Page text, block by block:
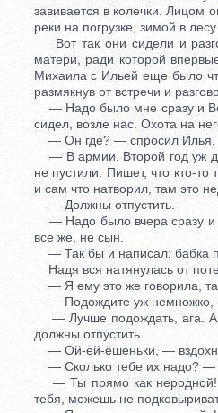
завивается в колечки. Лицом
реки на погрузке, зимой в
Вот так они сидели и
матери, ради которой
Михаила с Ильей еще было
размякнув от встречи и
— Надо было мне сразу и
сидел, возле нас. Охота на
— Он где? — спросил Илья.
— В армии. Второй год уж
не пустили. Пишет, что кто-
и сам что натворил, там это
— Должны отпустить.
— Надо было вчера сразу и
все же, не сын.
— Так бы и написал: бабка
Надя вся натянулась от
— Я ему это же говорила,
— Подождите уж немножко,
— Лучше подождать, ага. А
должны отпустить.
— Ой-ёй-ёшеньки, —
— Сколько тебе их надо? —
— Ты прямо как неродной!
тебя, можешь не